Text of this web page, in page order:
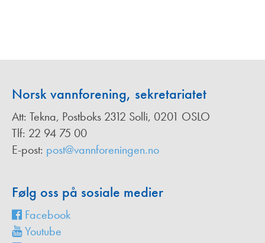
Norsk vannforening, sekretariatet
Att: Tekna, Postboks 2312 Solli, 0201 OSLO
Tlf: 22 94 75 00
E-post: post@vannforeningen.no
Følg oss på sosiale medier
Facebook
Youtube